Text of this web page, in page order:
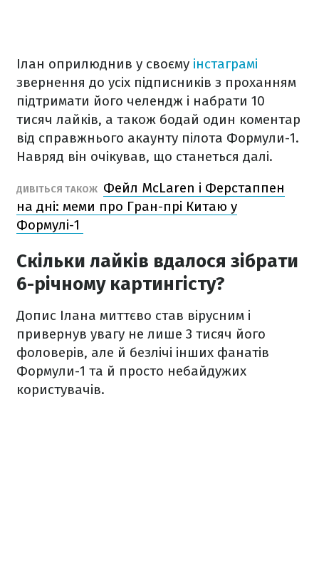
Ілан оприлюднив у своєму інстаграмі
звернення до усіх підписників з проханням
підтримати його челендж і набрати 10
тисяч лайків, а також бодай один коментар
від справжнього акаунту пілота Формули-1.
Навряд він очікував, що станеться далі.
ДИВІТЬСЯ ТАКОЖ Фейл McLaren і Ферстаппен
на дні: меми про Гран-прі Китаю у
Формулі-1
Скільки лайків вдалося зібрати
6-річному картингісту?
Допис Ілана миттєво став вірусним і
привернув увагу не лише 3 тисяч його
фоловерів, але й безлічі інших фанатів
Формули-1 та й просто небайдужих
користувачів.